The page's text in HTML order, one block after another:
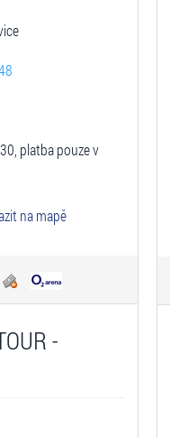
platba pouze v
na mapě
-